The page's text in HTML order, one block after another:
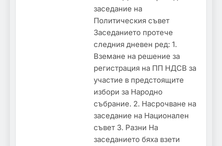
заседание на
Политическия съвет
Заседанието протече
следния дневен ред: 1.
Вземане на решение за
регистрация на ПП НДСВ за
участие в предстоящите
избори за Народно
събрание. 2. Насрочване на
заседание на Национален
съвет 3. Разни На
заседанието бяха взети